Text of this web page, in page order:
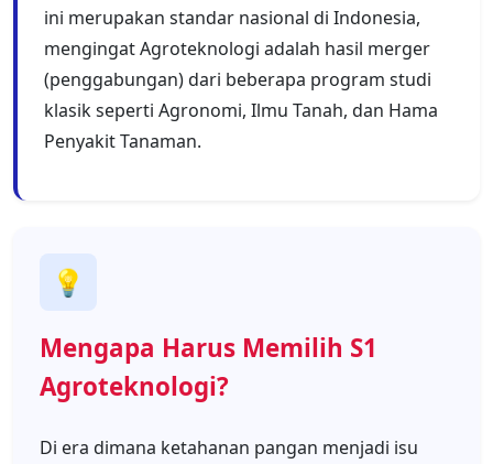
ini merupakan standar nasional di Indonesia,
mengingat Agroteknologi adalah hasil merger
(penggabungan) dari beberapa program studi
klasik seperti Agronomi, Ilmu Tanah, dan Hama
Penyakit Tanaman.
💡
Mengapa Harus Memilih S1
Agroteknologi?
Di era dimana ketahanan pangan menjadi isu